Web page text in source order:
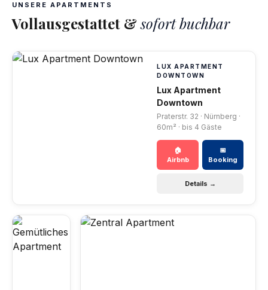
UNSERE APARTMENTS
Vollausgestattet &sofort buchbar
LUX APARTMENT
DOWNTOWN
Lux Apartment
Downtown
Praterstr. 32 · Nürnberg ·
60m² · bis 4 Gäste
🏠
Airbnb
📅
Booking
Details →